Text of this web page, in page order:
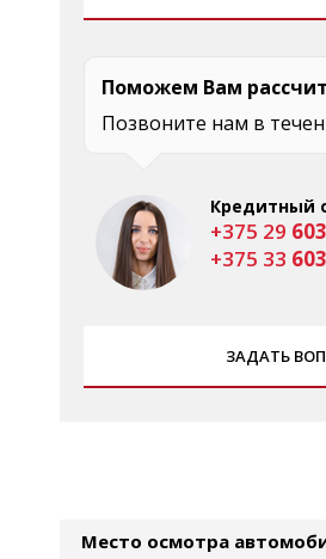
Поможем Вам
Позвоните нам в
Кредитный
+375 29
+375 33
ЗАДАТЬ
Место осмотра